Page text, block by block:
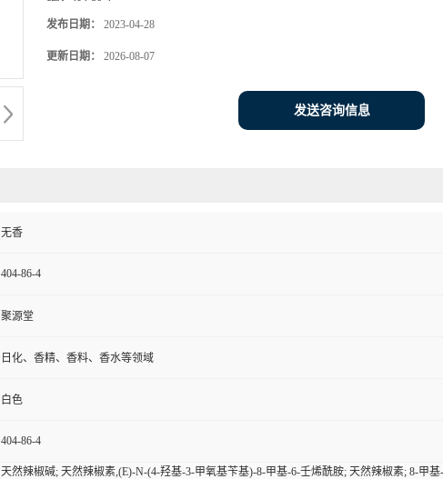
发布日期： 2023-04-28
更新日期： 2026-08-07
发送咨询信息
无香
404-86-4
聚源堂
日化、香精、香料、香水等领域
白色
404-86-4
天然辣椒碱; 天然辣椒素,(E)-N-(4-羟基-3-甲氧基苄基)-8-甲基-6-壬烯酰胺; 天然辣椒素; 8-